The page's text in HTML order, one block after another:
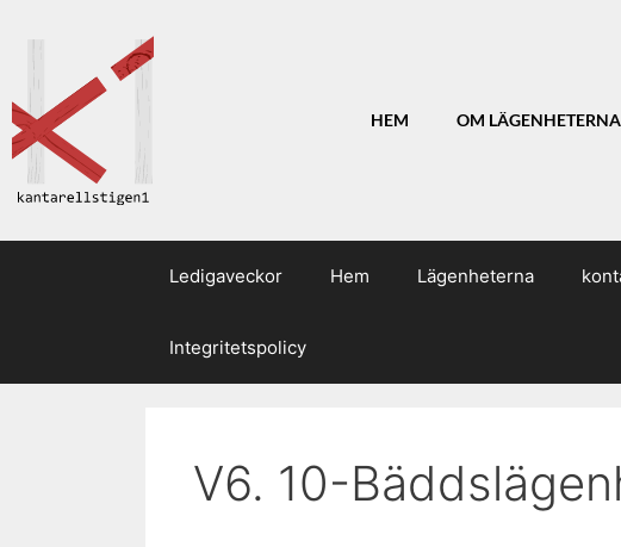
HEM OM LÄGENHETERNA
Ledigaveckor Hem Lägenheterna
Integritetspolicy
V6. 10-